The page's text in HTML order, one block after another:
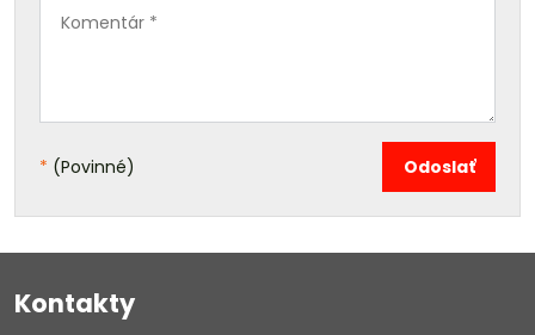
* (Povinné) Odoslať
Kontakty